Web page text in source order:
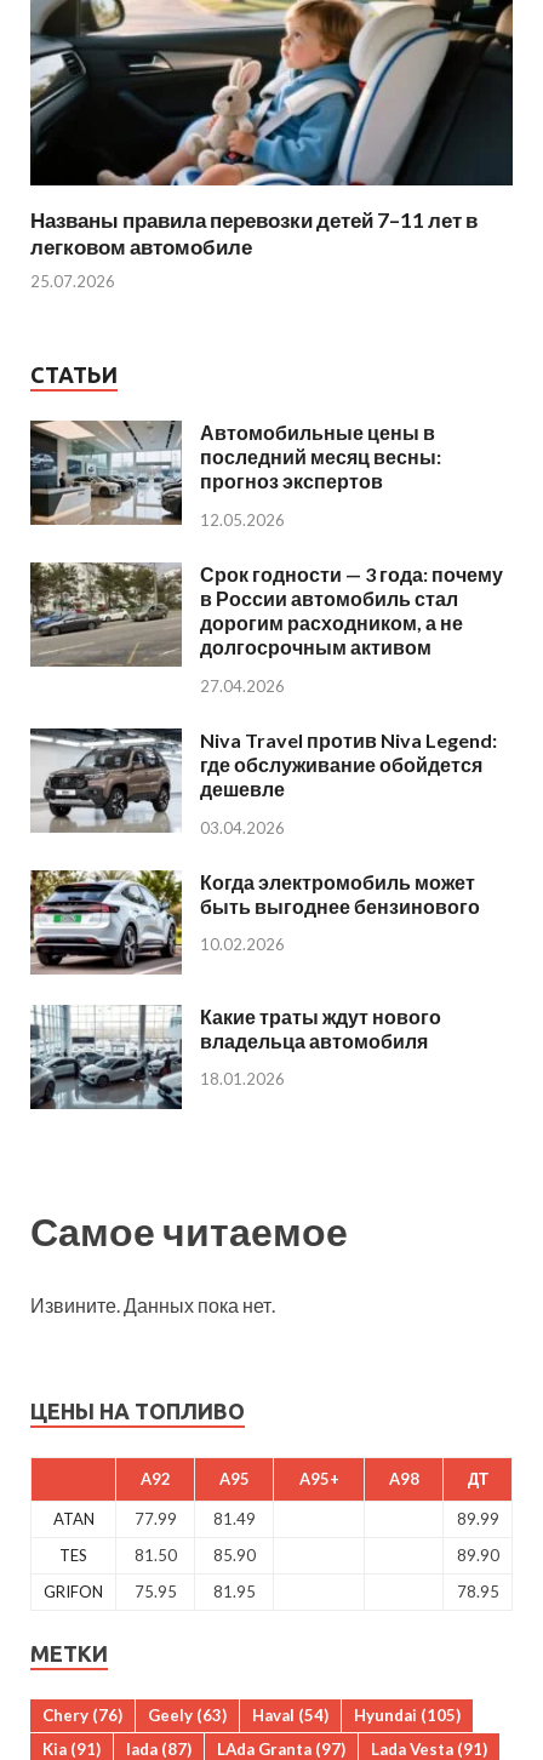
Названы правила перевозки детей 7–11 лет в
легковом автомобиле
25.07.2026
СТАТЬИ
Автомобильные цены в
последний месяц весны:
прогноз экспертов
12.05.2026
Срок годности — 3 года: почему
в России автомобиль стал
дорогим расходником, а не
долгосрочным активом
27.04.2026
Niva Travel против Niva Legend:
где обслуживание обойдется
дешевле
03.04.2026
Когда электромобиль может
быть выгоднее бензинового
10.02.2026
Какие траты ждут нового
владельца автомобиля
18.01.2026
Самое читаемое
Извините. Данных пока нет.
ЦЕНЫ НА ТОПЛИВО
A92 A95 A95+ A98 ДТ
ATAN 77.99 81.49
89.99
TES
81.50 85.90
89.90
GRIFON
75.95 81.95 78.95
МЕТКИ
Chery (76) Geely (63) Haval (54) Hyundai (105)
Kia (91) lada (87) LAda Granta (97) Lada Vesta (91)